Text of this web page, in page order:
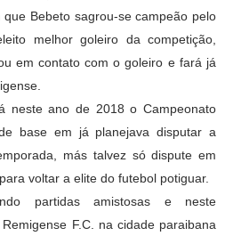
Bebeto sagrou-se campeão pelo
melhor goleiro da competição,
em contato com o goleiro e fará já
neste ano de 2018 o Campeonato
base em já planejava disputar a
más talvez só dispute em
voltar a elite do futebol potiguar.
partidas amistosas e neste
F.C. na cidade paraibana